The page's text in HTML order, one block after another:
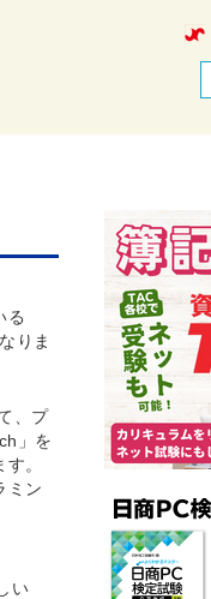
る
りま
、プ
」を
。
ミン
い